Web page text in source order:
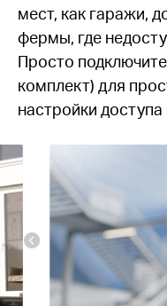
мест, как гаражи,
фермы, где
Просто
комплект) для
настройки доступа